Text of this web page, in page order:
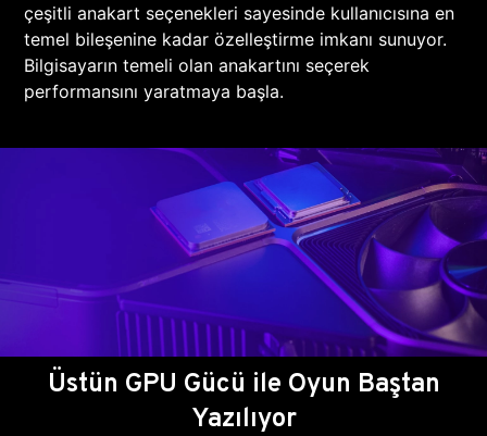
çeşitli anakart seçenekleri sayesinde kullanıcısına en
temel bileşenine kadar özelleştirme imkanı sunuyor.
Bilgisayarın temeli olan anakartını seçerek
performansını yaratmaya başla.
Üstün GPU Gücü ile Oyun Baştan
Yazılıyor